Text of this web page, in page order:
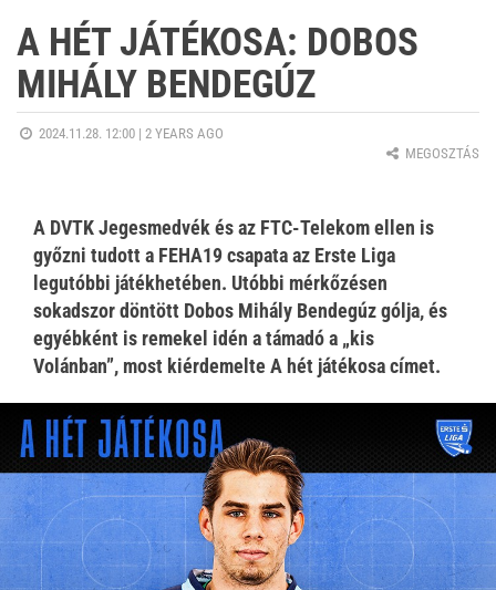
A HÉT JÁTÉKOSA: DOBOS
MIHÁLY BENDEGÚZ
2024.11.28. 12:00 | 2 YEARS AGO
MEGOSZTÁS
A DVTK Jegesmedvék és az FTC-Telekom ellen is
győzni tudott a FEHA19 csapata az Erste Liga
legutóbbi játékhetében. Utóbbi mérkőzésen
sokadszor döntött Dobos Mihály Bendegúz gólja, és
egyébként is remekel idén a támadó a „kis
Volánban”, most kiérdemelte A hét játékosa címet.